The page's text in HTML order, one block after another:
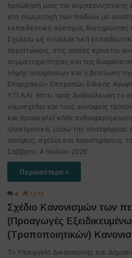
προώθηση μιας πιο
στη συμμετοχή των παιδιών με
εκπαιδευτικό σύστημα, διατηρώντας
Σχολεία ως εναλλακτική
περιπτώσεις, στις οποίες κρίνεται
συμμετοχικότητας και της
λήψης αποφάσεων και η βελτίωση
Επαρχιακών Επιτροπών Ειδικής
Υ.Π.Α.Ν. θέτει προς διαβούλευση το
νομοσχέδιο και τους συναφείς
και προσκαλεί κάθε ενδιαφερόμενο/
ηλεκτρονικά, μέσω της πλατφόρμας
απόψεις, σχόλια και παρατηρήσεις,
Σάββατο, 4 Ιουλίου 2026.
Περισσότερα »
4 1,018
Σχέδιο Κανονισμών των
(Προαγωγές
(Τροποποιητικών)
Το Υπουργείο Δικαιοσύνης και